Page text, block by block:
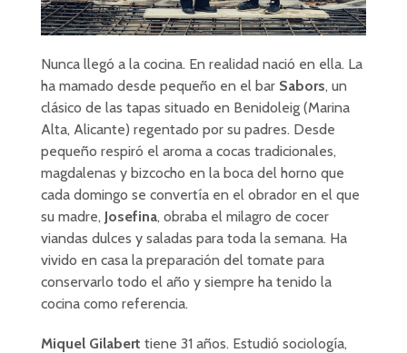
Nunca llegó a la cocina. En realidad nació en ella. La
ha mamado desde pequeño en el bar Sabors, un
clásico de las tapas situado en Benidoleig (Marina
Alta, Alicante) regentado por su padres. Desde
pequeño respiró el aroma a cocas tradicionales,
magdalenas y bizcocho en la boca del horno que
cada domingo se convertía en el obrador en el que
su madre, Josefina, obraba el milagro de cocer
viandas dulces y saladas para toda la semana. Ha
vivido en casa la preparación del tomate para
conservarlo todo el año y siempre ha tenido la
cocina como referencia.
Miquel Gilabert tiene 31 años. Estudió sociología,